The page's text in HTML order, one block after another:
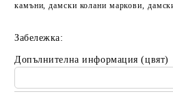
камъни, дамски колани маркови,
Забележка:
Допълнителна информация (цвят)